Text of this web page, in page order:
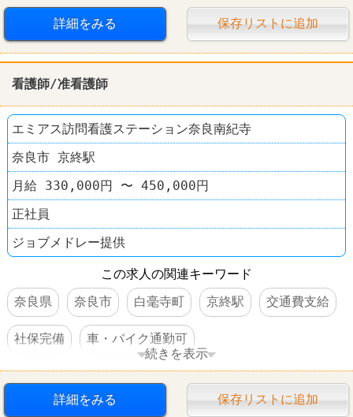
詳細をみる 保存リストに追加
看護師/准看護師
エミアス訪問看護ステーション奈良南紀寺
奈良市 京終駅
月給 330,000円 〜 450,000円
正社員
ジョブメドレー提供
この求人の関連キーワード
奈良県
奈良市 白毫寺町 京終駅 交通費支給
社保完備 車・バイク通勤可
オープニングスタッフ
続きを表示
詳細をみる 保存リストに追加